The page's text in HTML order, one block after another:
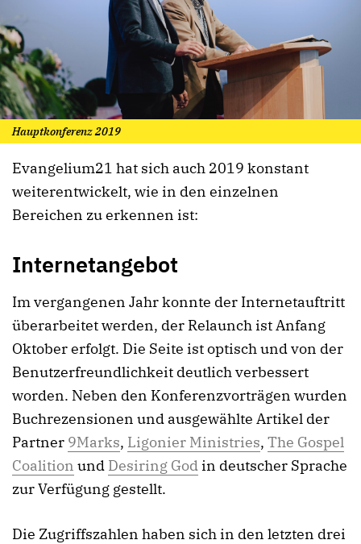
Hauptkonferenz 2019
Evangelium21 hat sich auch 2019 konstant
weiterentwickelt, wie in den einzelnen
Bereichen zu erkennen ist:
Internetangebot
Im vergangenen Jahr konnte der Internetauftritt
überarbeitet werden, der Relaunch ist Anfang
Oktober erfolgt. Die Seite ist optisch und von der
Benutzerfreundlichkeit deutlich verbessert
worden. Neben den Konferenzvorträgen wurden
Buchrezensionen und ausgewählte Artikel der
Partner 9Marks, Ligonier Ministries, The Gospel
Coalition und Desiring Godin deutscher Sprache
zur Verfügung gestellt.
Die Zugriffszahlen haben sich in den letzten drei